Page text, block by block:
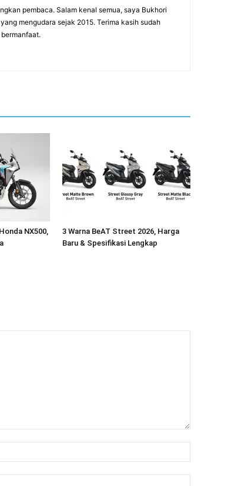
pembaca. Salam kenal semua, saya Bukhori
mengudara sejak 2015. Terima kasih sudah
NX500,
3 Warna BeAT Street 2026, Harga
Baru & Spesifikasi Lengkap